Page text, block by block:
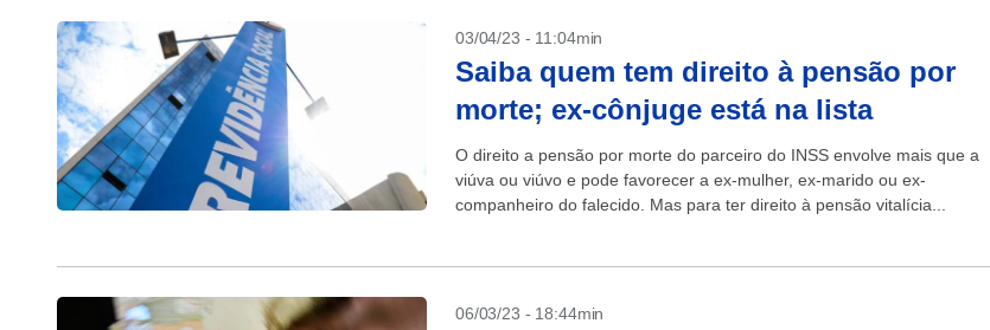
03/04/23 - 11:04min
Saiba quem tem direito à pensão por
morte; ex-cônjuge está na lista
O direito a pensão por morte do parceiro do INSS envolve mais que a
viúva ou viúvo e pode favorecer a ex-mulher, ex-marido ou ex-
companheiro do falecido. Mas para ter direito à pensão vitalícia...
06/03/23 - 18:44min